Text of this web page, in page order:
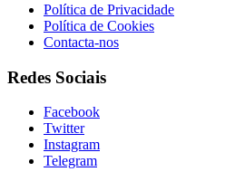
Política de Privacidade
Política de Cookies
Contacta-nos
Redes Sociais
Facebook
Twitter
Instagram
Telegram